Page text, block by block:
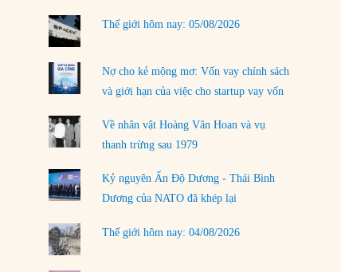
phải chịu đựng?
30/07/2026
Tập tìm cách chôn vùi bê bối chấn động vòng
tròn thân cận của mình
LOAD MORE
Thế giới hôm nay: 05/08/2026
Nợ cho kẻ mộng mơ: Vốn vay chính sách
và giới hạn của việc cho startup vay vốn
Về nhân vật Hoàng Văn Hoan và vụ
thanh trừng sau 1979
Kỷ nguyên Ấn Độ Dương - Thái Bình
Dương của NATO đã khép lại
Thế giới hôm nay: 04/08/2026